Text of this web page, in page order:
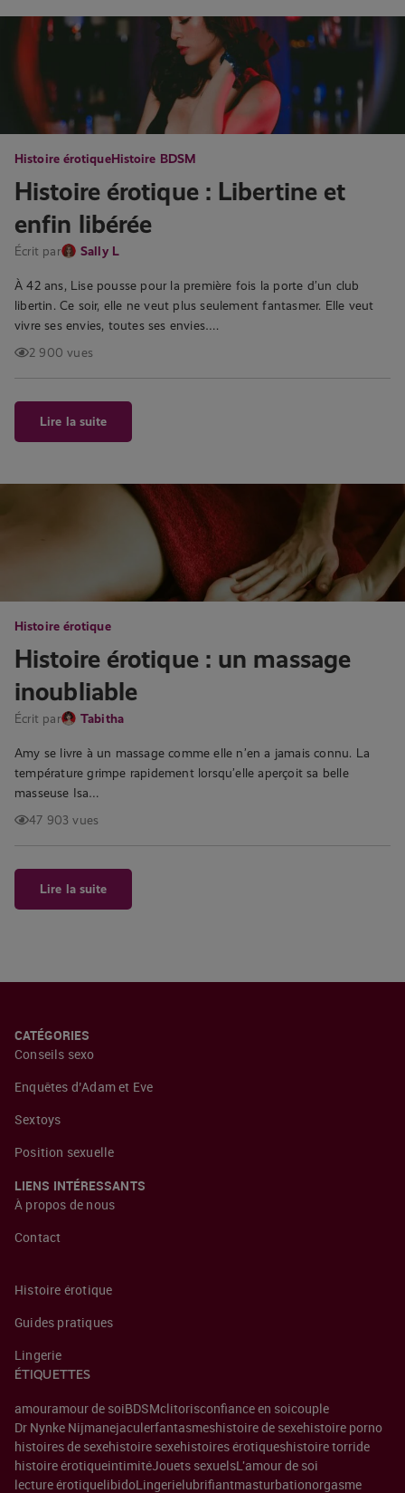
Histoire érotiqueHistoire BDSM
Histoire érotique : Libertine et
enfin libérée
Écrit par Sally L
À 42 ans, Lise pousse pour la première fois la porte d’un club
libertin. Ce soir, elle ne veut plus seulement fantasmer. Elle veut
vivre ses envies, toutes ses envies….
2 900 vues
Lire la suite
Histoire érotique
Histoire érotique : un massage
inoubliable
Écrit par Tabitha
Amy se livre à un massage comme elle n’en a jamais connu. La
température grimpe rapidement lorsqu’elle aperçoit sa belle
masseuse Isa…
47 903 vues
Lire la suite
CATÉGORIES
Conseils sexo
Enquêtes d’Adam et Eve
Sextoys
Position sexuelle
LIENS INTÉRESSANTS
À propos de nous
Contact
Histoire érotique
Guides pratiques
Lingerie
ÉTIQUETTES
amouramour de soiBDSMclitorisconfiance en soicouple
Dr Nynke Nijmanejaculerfantasmeshistoire de sexehistoire porno
histoires de sexehistoire sexehistoires érotiqueshistoire torride
histoire érotiqueintimitéJouets sexuelsL'amour de soi
lecture érotiquelibidoLingerielubrifiantmasturbationorgasme